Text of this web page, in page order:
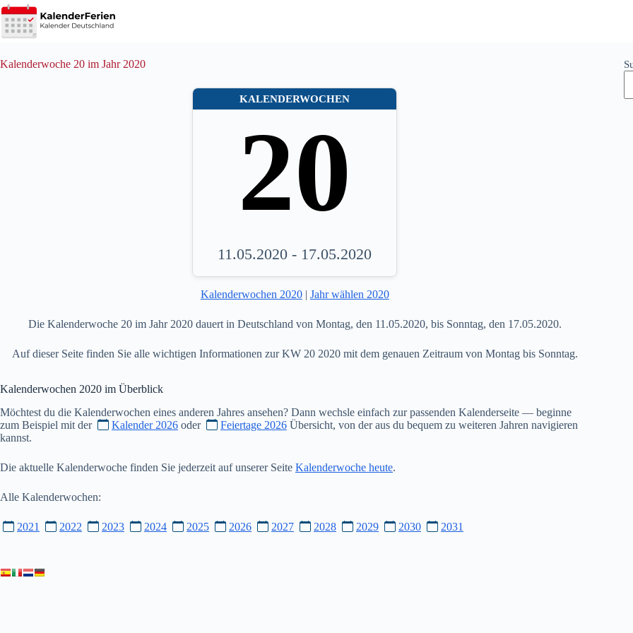
Zum
Inhalt
springen
Kalenderwoche 20 im Jahr 2020
KALENDERWOCHEN
20
11.05.2020 - 17.05.2020
Kalenderwochen 2020| Jahr wählen 2020
Die Kalenderwoche 20 im Jahr 2020 dauert in Deutschland von Montag, den 11.05.2020, bis Sonntag, den 17.05.2020.
Auf dieser Seite finden Sie alle wichtigen Informationen zur KW 20 2020 mit dem genauen Zeitraum von Montag bis Sonntag.
Kalenderwochen 2020 im Überblick
Möchtest du die Kalenderwochen eines anderen Jahres ansehen? Dann wechsle einfach zur passenden Kalenderseite — beginne
zum Beispiel mit der
Kalender 2026 oder Feiertage 2026 Übersicht, von der aus du bequem zu weiteren Jahren navigieren
kannst.
Die aktuelle Kalenderwoche finden Sie jederzeit auf unserer Seite Kalenderwoche heute.
Alle Kalenderwochen:
2021 2022 2023 2024 2025 2026 2027 2028 2029 2030 2031